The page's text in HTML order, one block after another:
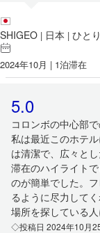
SHIGEO | 日本 | ひと
2024年10月 | 1泊滞在
5.0
コロンボの中心部
私は最近このホテ
は清潔で、広々と
滞在のハイライト
のが簡単でした。
るように尽力して
場所を探している
◇投稿日 2024年10月